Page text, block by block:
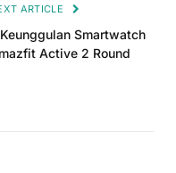
ARTICLE
Smartwatch
Active 2 Round